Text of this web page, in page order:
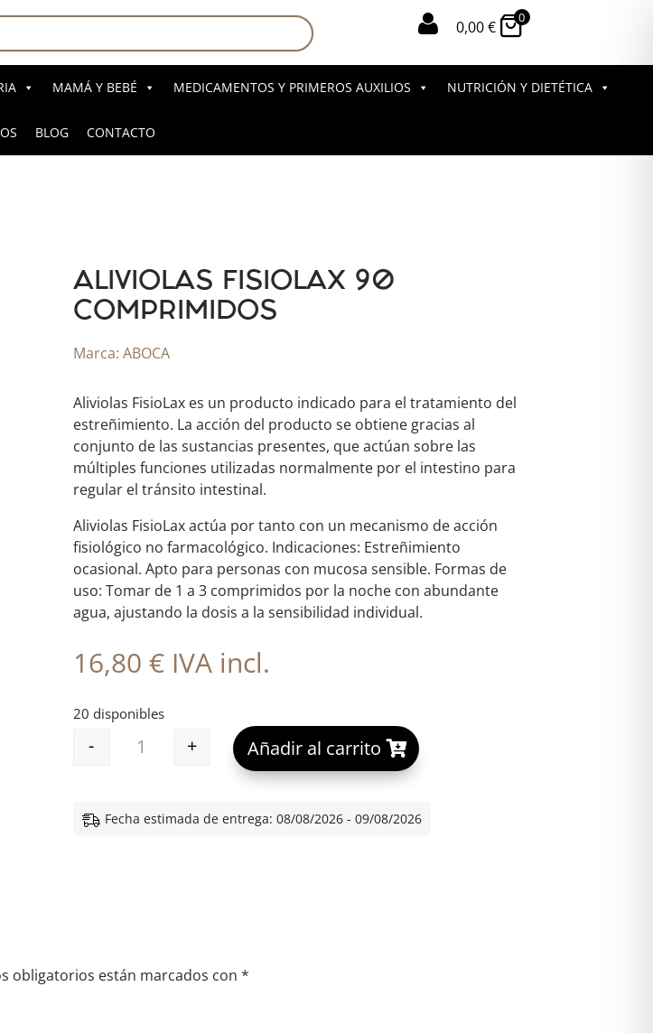
 0,00€
0
MAMÁ Y BEBÉ MEDICAMENTOS Y PRIMEROS AUXILIOS NUTRICIÓN Y DIETÉTICA
BLOG CONTACTO
ALIVIOLAS FISIOLAX 90
COMPRIMIDOS
Marca: ABOCA
Aliviolas FisioLax es un producto indicado para el tratamiento del
estreñimiento. La acción del producto se obtiene gracias al
conjunto de las sustancias presentes, que actúan sobre las
múltiples funciones utilizadas normalmente por el intestino para
regular el tránsito intestinal.
Aliviolas FisioLax actúa por tanto con un mecanismo de acción
fisiológico no farmacológico. Indicaciones: Estreñimiento
ocasional. Apto para personas con mucosa sensible. Formas de
uso: Tomar de 1 a 3 comprimidos por la noche con abundante
agua, ajustando la dosis a la sensibilidad individual.
16,80 € IVA incl.
20 disponibles
ALIVIOLAS FISIOLAX 90 COMPRIMIDOS cantidad
- + Añadir al carrito
A
e
Fecha estimada de entrega: 08/08/2026 - 09/08/2026
obligatorios están marcados con*